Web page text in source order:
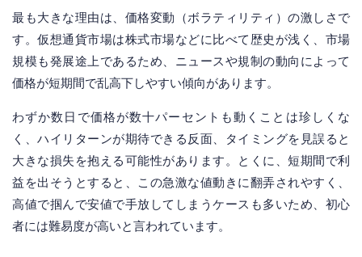
最も大きな理由は、価格変動（ボラティリティ）の激しさで
す。仮想通貨市場は株式市場などに比べて歴史が浅く、市場
規模も発展途上であるため、ニュースや規制の動向によって
価格が短期間で乱高下しやすい傾向があります。
わずか数日で価格が数十パーセントも動くことは珍しくな
く、ハイリターンが期待できる反面、タイミングを見誤ると
大きな損失を抱える可能性があります。とくに、短期間で利
益を出そうとすると、この急激な値動きに翻弄されやすく、
高値で掴んで安値で手放してしまうケースも多いため、初心
者には難易度が高いと言われています。